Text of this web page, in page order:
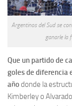
Argentinos del Sud se
ganarle la
Que un partido de
goles de diferencia
añodonde la
Kimberley o